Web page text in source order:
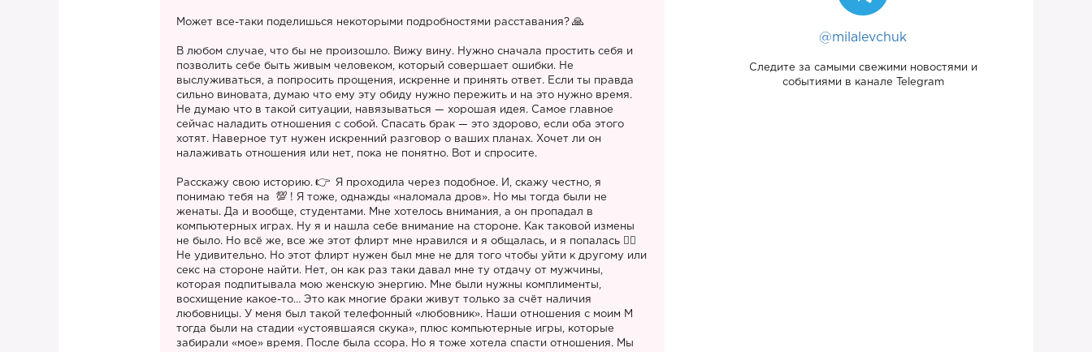
Может все-таки поделишься некоторыми подробностями расставания?
В любом случае, что бы не произошло. Вижу вину. Нужно сначала простить себя и
позволить себе быть живым человеком, который совершает ошибки. Не
выслуживаться, а попросить прощения, искренне и принять ответ. Если ты правда
сильно виновата, думаю что ему эту обиду нужно пережить и на это нужно время.
Не думаю что в такой ситуации, навязываться — хорошая идея. Самое главное
сейчас наладить отношения с собой. Спасать брак — это здорово, если оба этого
хотят. Наверное тут нужен искренний разговор о ваших планах. Хочет ли он
налаживать отношения или нет, пока не понятно. Вот и спросите.
Расскажу свою историю.
Я проходила через подобное. И, скажу честно, я
понимаю тебя на
! Я тоже, однажды «наломала дров». Но мы тогда были не
женаты. Да и вообще, студентами. Мне хотелось внимания, а он пропадал в
компьютерных играх. Ну я и нашла себе внимание на стороне. Как таковой измены
не было. Но всё же, все же этот флирт мне нравился и я общалась, и я попалась 🤷‍♀
Не удивительно. Но этот флирт нужен был мне не для того чтобы уйти к другому или
секс на стороне найти. Нет, он как раз таки давал мне ту отдачу от мужчины,
которая подпитывала мою женскую энергию. Мне были нужны комплименты,
восхищение какое-то… Это как многие браки живут только за счёт наличия
любовницы. У меня был такой телефонный «любовник». Наши отношения с моим М
тогда были на стадии «устоявшаяся скука», плюс компьютерные игры, которые
забирали «мое» время. После была ссора. Но я тоже хотела спасти отношения. Мы
@milalevchuk
Следите за самыми свежими новостями и
событиями в канале Telegram